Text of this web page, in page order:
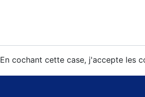
En cochant cette case, j'accepte les